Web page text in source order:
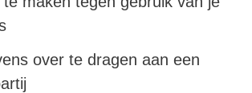
over te dragen aan een